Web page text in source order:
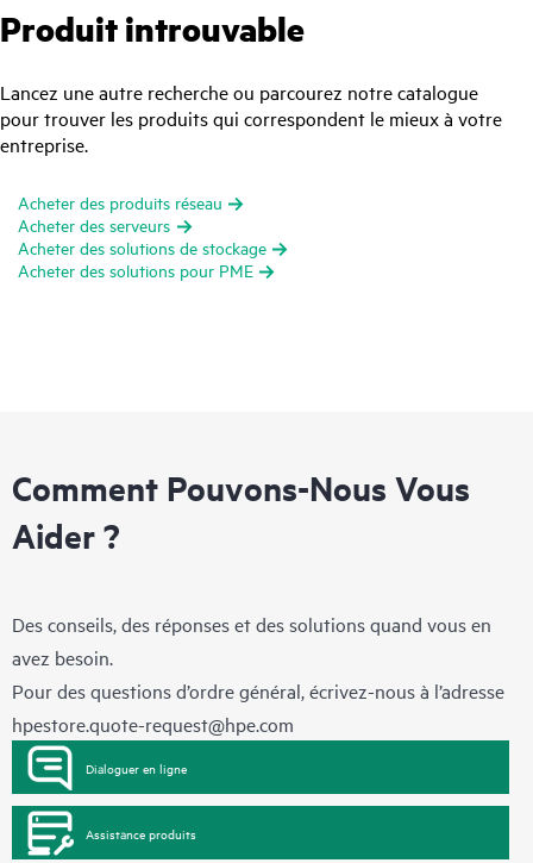
Produit introuvable
Lancez une autre recherche ou parcourez notre catalogue
pour trouver les produits qui correspondent le mieux à votre
entreprise.
Acheter des produits réseau
Acheter des serveurs
Acheter des solutions de stockage
Acheter des solutions pour PME
Comment Pouvons-Nous Vous
Aider ?
Des conseils, des réponses et des solutions quand vous en
avez besoin.
Pour des questions d’ordre général, écrivez-nous à l’adresse
hpestore.quote-request@hpe.com
Dialoguer en ligne
Assistance produits